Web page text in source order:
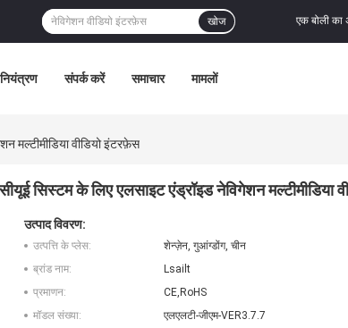
एक बोली का
खोज
नियंत्रण संपर्क करें समाचार मामलों
वीडियो इंटरफ़ेस
सिस्टम के लिए एलसाइट एंड्रॉइड नेविगेशन मल्टीमीडिया
उत्पाद विवरण:
उत्पत्ति के प्लेस:
शेन्ज़ेन, गुआंग्डोंग, चीन
ब्रांड नाम:
Lsailt
प्रमाणन:
CE,RoHS
मॉडल संख्या:
एलएलटी-जीएम-VER3.7.7